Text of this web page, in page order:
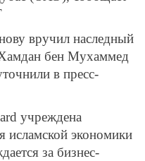
вручил наследный
бен Мухаммед
в пресс-
учреждена
исламской экономики
за бизнес-